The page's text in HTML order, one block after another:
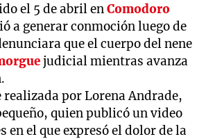
el 5 de abril enComodoro
a generar conmoción luego de
que el cuerpo del nene
judicial mientras avanza
realizada por Lorena Andrade,
quien publicó un video
en el que expresó el dolor de la